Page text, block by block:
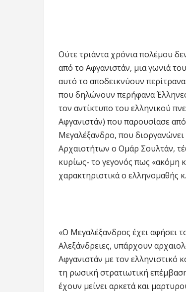
Ούτε τριάντα χρόνια πολέμου
από το Αφγανιστάν, μια γωνιά
αυτό το αποδεικνύουν
που δηλώνουν περήφανα
τον αντίκτυπο του ελληνικού
Αφγανιστάν) που παρουσίασε
Μεγαλέξανδρο, που
Αρχαιοτήτων ο Ομάρ Σουλτάν,
κυρίως- το γεγονός πως «ακόμη
χαρακτηριστικά ο ελληνομαθής
«Ο Μεγαλέξανδρος έχει αφήσει
Αλεξάνδρειες, υπάρχουν
Αφγανιστάν με τον ελληνιστικό
τη ρωσική στρατιωτική
έχουν μείνει αρκετά και